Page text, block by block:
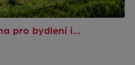
pro bydlení i…